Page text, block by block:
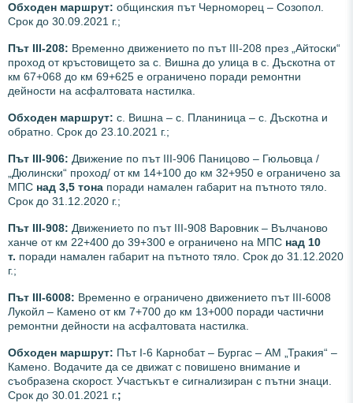
Обходен маршрут: общинския път Черноморец – Созопол.
Срок до 30.09.2021 г.;
Път III-208: Временно движението по път ІІІ-208 през „Айтоски“
проход от кръстовището за с. Вишна до улица в с. Дъскотна от
км 67+068 до км 69+625 е ограничено поради ремонтни
дейности на асфалтовата настилка.
Обходен маршрут: с. Вишна – с. Планиница – с. Дъскотна и
обратно. Срок до 23.10.2021 г.;
Път III-906: Движение по път III-906 Паницово – Гюльовца /
„Дюлински“ проход/ от км 14+100 до км 32+950 е ограничено за
МПС над 3,5 тона поради намален габарит на пътното тяло.
Срок до 31.12.2020 г.;
Път III-908: Движението по път III-908 Варовник – Вълчаново
ханче от км 22+400 до 39+300 е ограничено на МПС над 10
т. поради намален габарит на пътното тяло. Срок до 31.12.2020
г.;
Път III-6008: Временно е ограничено движението път III-6008
Лукойл – Камено от км 7+700 до км 13+000 поради частични
ремонтни дейности на асфалтовата настилка.
Обходен маршрут: Път I-6 Карнобат – Бургас – АМ „Тракия“ –
Камено. Водачите да се движат с повишено внимание и
съобразена скорост. Участъкът е сигнализиран с пътни знаци.
Срок до 30.01.2021 г.;